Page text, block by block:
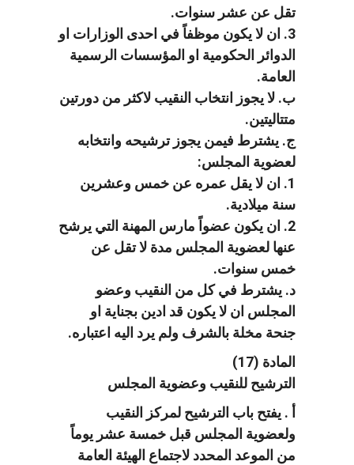
تقل عن عشر سنوات.
3. ان لا يكون موظفاً في احدى الوزارات او
الدوائر الحكومية او المؤسسات الرسمية
العامة.
ب. لا يجوز انتخاب النقيب لاكثر من دورتين
متتاليتين.
ج. يشترط فيمن يجوز ترشيحه وانتخابه
لعضوية المجلس:
1. ان لا يقل عمره عن خمس وعشرين
سنة ميلادية.
2. ان يكون عضواً مارس المهنة التي يرشح
عنها لعضوية المجلس مدة لا تقل عن
خمس سنوات.
د. يشترط في كل من النقيب وعضو
المجلس ان لا يكون قد ادين بجناية او
جنحة مخلة بالشرف ولم يرد اليه اعتباره.
المادة (17)
الترشيح للنقيب وعضوية المجلس
أ . يفتح باب الترشيح لمركز النقيب
ولعضوية المجلس قبل خمسة عشر يوماً
من الموعد المحدد لاجتماع الهيئة العامة